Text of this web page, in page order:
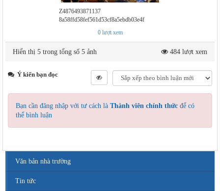
Z4876493871137
8a58ffd58fef561d53cf8a5ebdb03e4f
0lượt xem
Hiển thị 5 trong tổng số 5 ảnh 484 lượt xem
Ý kiến bạn đọc
Bạn cần đăng nhập với tư cách là Thành viên chính thức để có
thể bình luận
Văn bản nhà trường
Tin tức